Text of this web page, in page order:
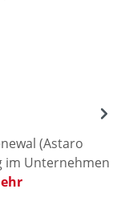
(Astaro
im Unternehmen